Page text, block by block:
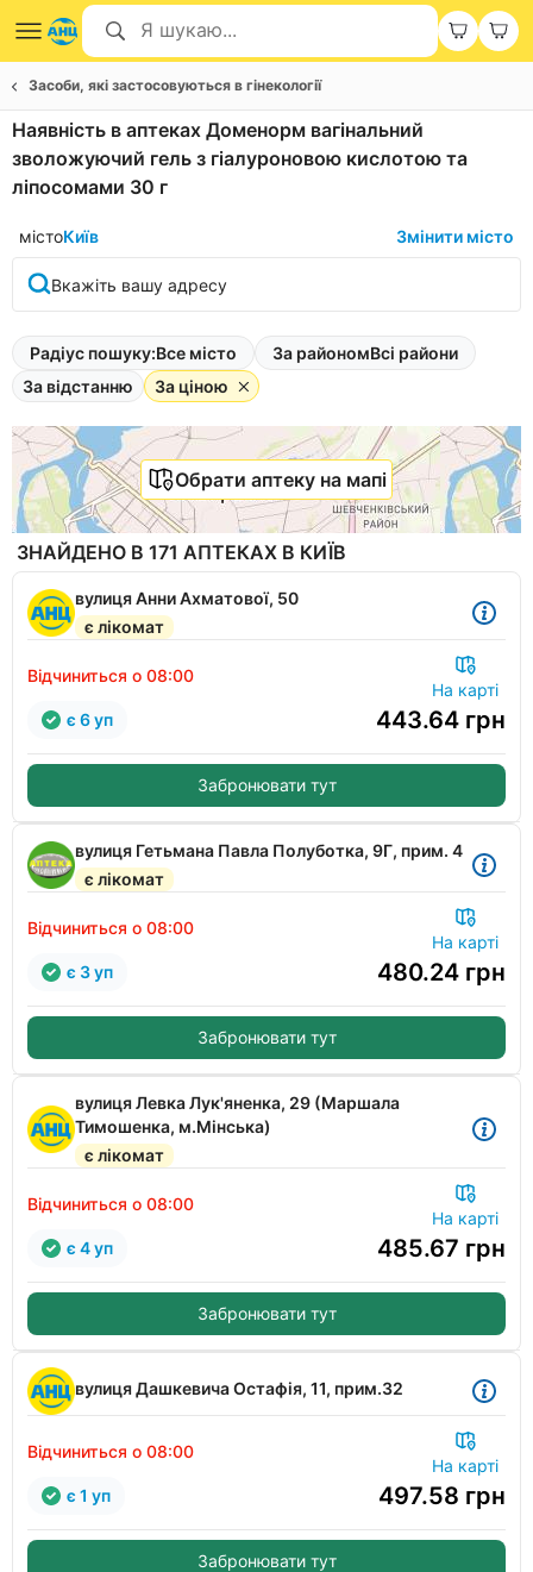
Засоби, які застосовуються в гінекології
Наявність в аптеках Доменорм вагінальний
зволожуючий гель з гіалуроновою кислотою та
ліпосомами 30 г
містоКиїв Змінити місто
Вкажіть вашу адресу
Радіус пошуку:Все місто За райономВсі райони
За відстанню
За ціною
Обрати аптеку на мапі
ЗНАЙДЕНО В 171 АПТЕКАХ В КИЇВ
вулиця Анни Ахматової, 50
є лікомат
Відчиниться о 08:00
На карті
443.64 грн
є 6 уп
Забронювати тут
вулиця Гетьмана Павла Полуботка, 9Г, прим. 4
є лікомат
Відчиниться о 08:00
На карті
480.24 грн
є 3 уп
Забронювати тут
вулиця Левка Лук'яненка, 29 (Маршала
Тимошенка, м.Мінська)
є лікомат
Відчиниться о 08:00
На карті
485.67 грн
є 4 уп
Забронювати тут
вулиця Дашкевича Остафія, 11, прим.32
Відчиниться о 08:00
На карті
497.58 грн
є 1 уп
Забронювати тут